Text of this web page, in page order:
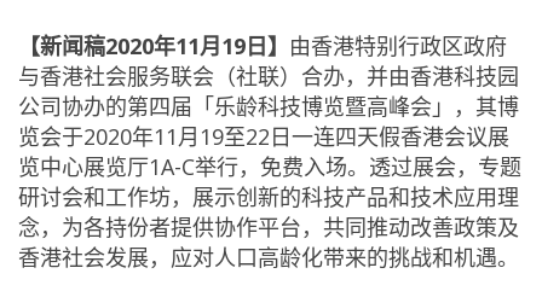
【新闻稿2020年11月19日】 由香港特别行政区政府
与香港社会服务联会（社联）合办，并由香港科技园
公司协办的第四届「乐龄科技博览暨高峰会」，其博
览会于2020年11月19至22日一连四天假香港会议展
览中心展览厅1A-C举行，免费入场。透过展会，专题
研讨会和工作坊，展示创新的科技产品和技术应用理
念，为各持份者提供协作平台，共同推动改善政策及
香港社会发展，应对人口高龄化带来的挑战和机遇。